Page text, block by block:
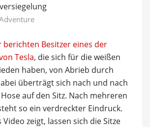
berichten Besitzer eines der
Tesla, die sich für die weißen
haben, von Abrieb durch
überträgt sich nach und nach
auf den Sitz. Nach mehreren
so ein verdreckter Eindruck.
Video zeigt, lassen sich die Sitze